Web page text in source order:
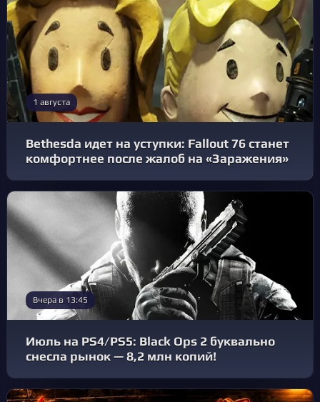
1 августа
Bethesda идет на уступки: Fallout 76 станет
комфортнее после жалоб на «Заражения»
Вчера в 13:45
Июль на PS4/PS5: Black Ops 2 буквально
снесла рынок — 8,2 млн копий!